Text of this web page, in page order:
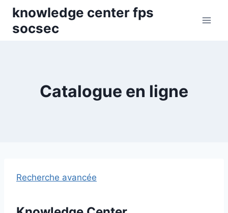
Skip
content
knowledge center fps
socsec
Catalogue en ligne
Recherche avancée